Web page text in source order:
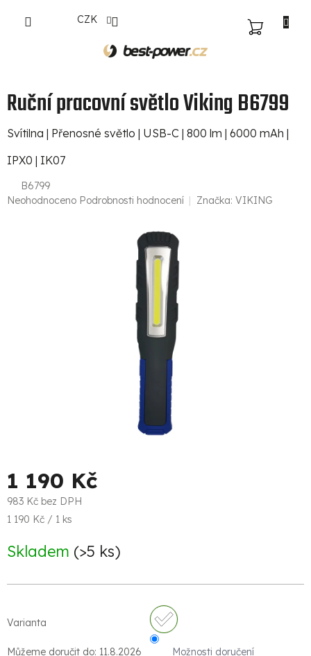
CZK
NÁKUPNÍ
Ruční pracovní světlo Viking B6799
Svítilna | Přenosné světlo | USB-C | 800 lm | 6000 mAh |
IPX0 | IK07
B6799
Průměrné
Neohodnoceno Podrobnosti hodnocení Značka: VIKING
1 190 Kč
983 Kč bez DPH
Měrná
1 190 Kč / 1 ks
Skladem (>5 ks)
Varianta
Můžeme doručit do: 11.8.2026 Možnosti doručení